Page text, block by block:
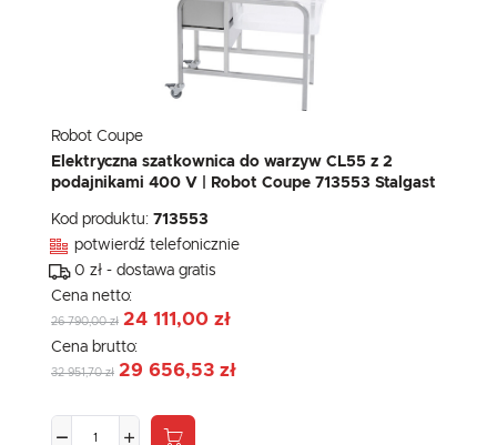
Robot Coupe
Elektryczna szatkownica do warzyw CL55 z 2
podajnikami 400 V | Robot Coupe 713553 Stalgast
Kod produktu: 713553
potwierdź telefonicznie
0 zł - dostawa gratis
Cena netto:
26 790,00 zł 24 111,00 zł
Cena brutto:
32 951,70 zł 29 656,53 zł